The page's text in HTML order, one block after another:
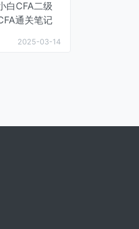
白CFA二级
通关笔记
2025-03-14